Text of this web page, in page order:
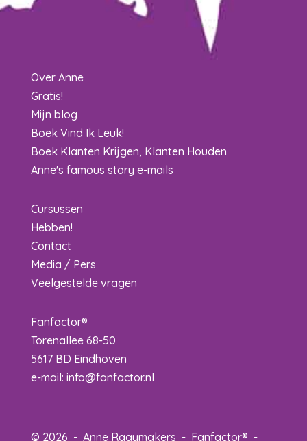
Over Anne
Gratis!
Mijn blog
Boek Vind Ik Leuk!
Boek Klanten Krijgen, Klanten Houden
Anne's famous story e-mails
Cursussen
Hebben!
Contact
Media / Pers
Veelgestelde vragen
Fanfactor®
Torenallee 68-50
5617 BD Eindhoven
e-mail: info@fanfactor.nl
© 2026 - Anne Raaymakers - Fanfactor® -